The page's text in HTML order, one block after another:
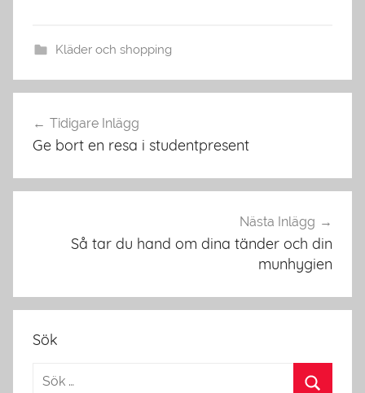
Kläder och shopping
Tidigare Inlägg
Ge bort en resa i studentpresent
Nästa Inlägg
Så tar du hand om dina tänder och din
munhygien
Sök